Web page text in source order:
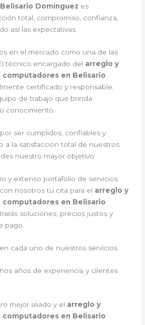
Dominguez es
total, compromiso, confianza,
así las expectativas.
en el mercado como una de las
técnico encargado del arreglo y
en Belisario
certificado y responsable,
de trabajo que brinda
conocimiento.
ser cumplidos, confiables y
a la satisfacción total de nuestros
nuestro mayor objetivo.
y extenso portafolio de servicios.
nosotros tu cita para el arreglo y
en Belisario
soluciones, precios justos y
pago.
cada uno de nuestros servicios.
años de experiencia y clientes
mejor aliado y el arreglo y
en Belisario